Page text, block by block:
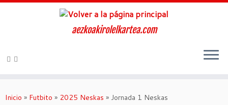
aezkoakirolelkartea.com
Inicio » Futbito » 2025 Neskas » Jornada 1 Neskas